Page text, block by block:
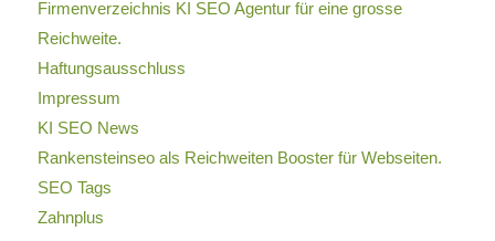
Firmenverzeichnis KI SEO Agentur für eine grosse
Reichweite.
Haftungsausschluss
Impressum
KI SEO News
Rankensteinseo als Reichweiten Booster für Webseiten.
SEO Tags
Zahnplus